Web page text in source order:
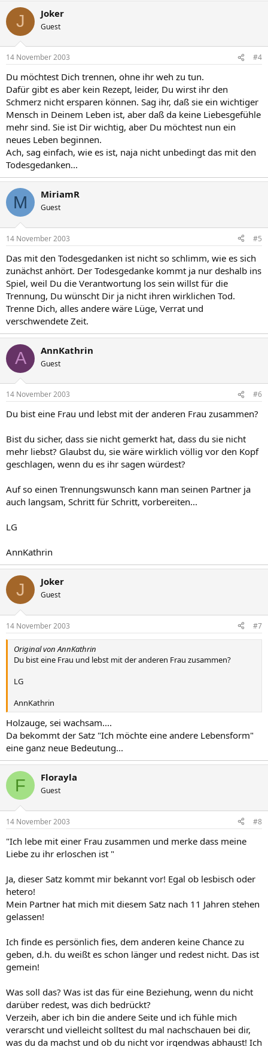
J Joker
Guest
14 November 2003 #4
Du möchtest Dich trennen, ohne ihr weh zu tun.
Dafür gibt es aber kein Rezept, leider, Du wirst ihr den
Schmerz nicht ersparen können. Sag ihr, daß sie ein wichtiger
Mensch in Deinem Leben ist, aber daß da keine Liebesgefühle
mehr sind. Sie ist Dir wichtig, aber Du möchtest nun ein
neues Leben beginnen.
Ach, sag einfach, wie es ist, naja nicht unbedingt das mit den
Todesgedanken...
M MiriamR
Guest
14 November 2003 #5
Das mit den Todesgedanken ist nicht so schlimm, wie es sich
zunächst anhört. Der Todesgedanke kommt ja nur deshalb ins
Spiel, weil Du die Verantwortung los sein willst für die
Trennung, Du wünscht Dir ja nicht ihren wirklichen Tod.
Trenne Dich, alles andere wäre Lüge, Verrat und
verschwendete Zeit.
A AnnKathrin
Guest
14 November 2003 #6
Du bist eine Frau und lebst mit der anderen Frau zusammen?
Bist du sicher, dass sie nicht gemerkt hat, dass du sie nicht
mehr liebst? Glaubst du, sie wäre wirklich völlig vor den Kopf
geschlagen, wenn du es ihr sagen würdest?
Auf so einen Trennungswunsch kann man seinen Partner ja
auch langsam, Schritt für Schritt, vorbereiten...
LG
AnnKathrin
J Joker
Guest
14 November 2003 #7
Original von AnnKathrin
Du bist eine Frau und lebst mit der anderen Frau zusammen?
LG
AnnKathrin
Holzauge, sei wachsam....
Da bekommt der Satz "Ich möchte eine andere Lebensform"
eine ganz neue Bedeutung...
F Florayla
Guest
14 November 2003 #8
"Ich lebe mit einer Frau zusammen und merke dass meine
Liebe zu ihr erloschen ist "
Ja, dieser Satz kommt mir bekannt vor! Egal ob lesbisch oder
hetero!
Mein Partner hat mich mit diesem Satz nach 11 Jahren stehen
gelassen!
Ich finde es persönlich fies, dem anderen keine Chance zu
geben, d.h. du weißt es schon länger und redest nicht. Das ist
gemein!
Was soll das? Was ist das für eine Beziehung, wenn du nicht
darüber redest, was dich bedrückt?
Verzeih, aber ich bin die andere Seite und ich fühle mich
verarscht und vielleicht solltest du mal nachschauen bei dir,
was du da machst und ob du nicht vor irgendwas abhaust! Ich